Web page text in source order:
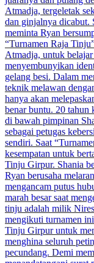
Atmadja, tergeletak
dan ginjalnya dicabut.
meminta Ryan
“Turnamen Raja
Atmadja, untuk
menyembunyikan
gelang besi. Dalam
teknik melawan
hanya akan
benar buntu. 20
di bawah pimpinan
sebagai petugas
sendiri. Saat
kesempatan untuk
Tinju Girpur. Shania
Ryan berusaha
mengancam putus
marah besar saat
tinju adalah milik
mengikuti turnamen
Tinju Girpur untuk
menghina seluruh
pecundang. Demi